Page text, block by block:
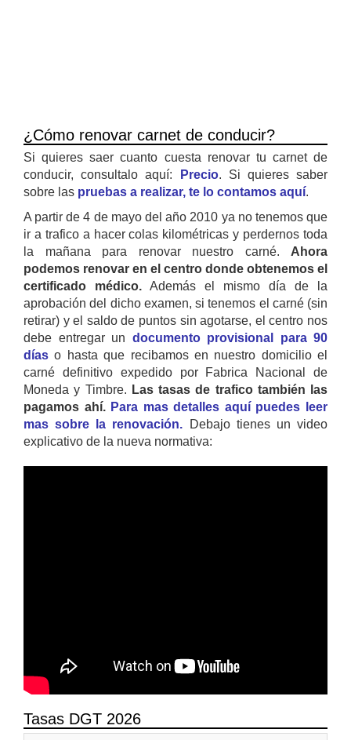
¿Cómo renovar carnet de conducir?
Si quieres saer cuanto cuesta renovar tu carnet de
conducir, consultalo aquí:
Precio. Si quieres saber
sobre las pruebas a realizar, te lo contamos aquí.
A partir de 4 de mayo del año 2010 ya no tenemos que
ir a trafico a hacer colas kilométricas y perdernos toda
la mañana para renovar nuestro carné. Ahora
podemos renovar en el centro donde obtenemos el
certificado médico. Además el mismo día de la
aprobación del dicho examen, si tenemos el carné (sin
retirar) y el saldo de puntos sin agotarse, el centro nos
debe entregar un documento provisional para 90
días o hasta que recibamos en nuestro domicilio el
carné definitivo expedido por Fabrica Nacional de
Moneda y Timbre. Las tasas de trafico también las
pagamos ahí. Para mas detalles aquí puedes leer
mas sobre la renovación. Debajo tienes un video
explicativo de la nueva normativa:
Tasas DGT 2026